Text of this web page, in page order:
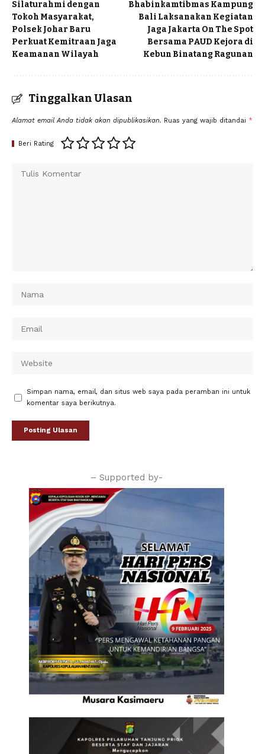
Silaturahmi dengan
Tokoh Masyarakat,
Polsek Johar Baru
Perkuat Kemitraan Jaga
Keamanan Wilayah
Bhabinkamtibmas Kampung
Bali Laksanakan Kegiatan
Jaga Jakarta On The Spot
Bersama PAUD Kejora di
Kebun Binatang Ragunan
Tinggalkan Ulasan
Alamat email Anda tidak akan dipublikasikan. Ruas yang wajib ditandai *
Beri Rating
Simpan nama, email, dan situs web saya pada peramban ini untuk
komentar saya berikutnya.
– Supported by-